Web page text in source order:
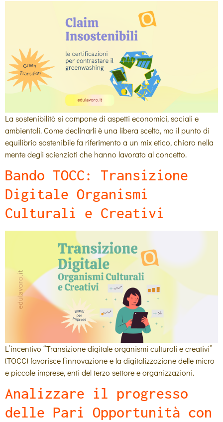
La sostenibilità si compone di aspetti economici, sociali e
ambientali. Come declinarli è una libera scelta, ma il punto di
equilibrio sostenibile fa riferimento a un mix etico, chiaro nella
mente degli scienziati che hanno lavorato al concetto.
Bando TOCC: Transizione
Digitale Organismi
Culturali e Creativi
L’incentivo “Transizione digitale organismi culturali e creativi”
(TOCC) favorisce l’innovazione e la digitalizzazione delle micro
e piccole imprese, enti del terzo settore e organizzazioni.
Analizzare il progresso
delle Pari Opportunità con